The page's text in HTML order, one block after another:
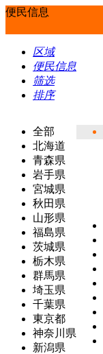
便民信息
区域
便民信息
筛选
排序
全部
北海道
青森県
岩手県
宮城県
秋田県
山形県
福島県
茨城県
栃木県
群馬県
埼玉県
千葉県
東京都
神奈川県
新潟県